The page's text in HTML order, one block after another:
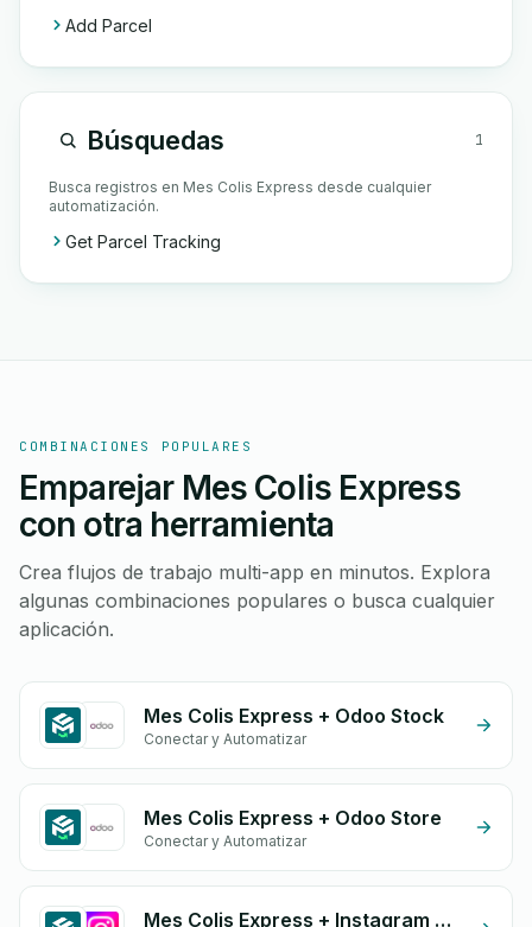
Add Parcel
Búsquedas 1
Busca registros en Mes Colis Express desde cualquier
automatización.
Get Parcel Tracking
COMBINACIONES POPULARES
Emparejar Mes Colis Express
con otra herramienta
Crea flujos de trabajo multi-app en minutos. Explora
algunas combinaciones populares o busca cualquier
aplicación.
Mes Colis Express + Odoo Stock
Conectar y Automatizar
Mes Colis Express + Odoo Store
Conectar y Automatizar
Mes Colis Express + Instagram Comment